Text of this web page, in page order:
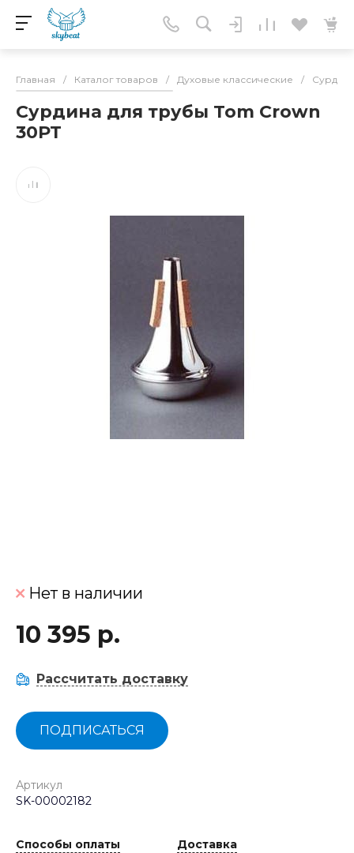
Главная / Каталог товаров / Духовые классические /
Сурдина для трубы Tom Crown
30PT
Нет в наличии
10 395 р.
Рассчитать доставку
ПОДПИСАТЬСЯ
Артикул
SK-00002182
Способы оплаты Доставка